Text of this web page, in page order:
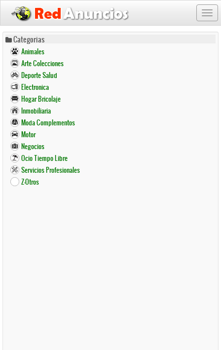
Pasar
contenido
principal
Categorias
Animales
Arte Colecciones
Deporte Salud
Electronica
Hogar Bricolaje
Inmobiliaria
Moda Complementos
Motor
Negocios
Ocio Tiempo Libre
Servicios Profesionales
Z-Otros